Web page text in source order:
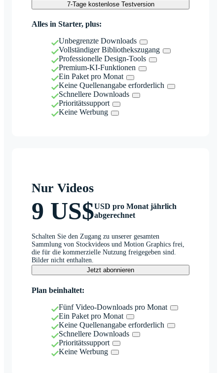
7-Tage kostenlose Testversion
Alles in Starter, plus:
Unbegrenzte Downloads
Vollständiger Bibliothekszugang
Professionelle Design-Tools
Premium-KI-Funktionen
Ein Paket pro Monat
Keine Quellenangabe erforderlich
Schnellere Downloads
Prioritätssupport
Keine Werbung
Nur Videos
9 US$USD pro Monat jährlich
abgerechnet
Schalten Sie den Zugang zu unserer gesamten
Sammlung von Stockvideos und Motion Graphics frei,
die für die kommerzielle Nutzung freigegeben sind.
Bilder nicht enthalten.
Jetzt abonnieren
Plan beinhaltet:
Fünf Video-Downloads pro Monat
Ein Paket pro Monat
Keine Quellenangabe erforderlich
Schnellere Downloads
Prioritätssupport
Keine Werbung